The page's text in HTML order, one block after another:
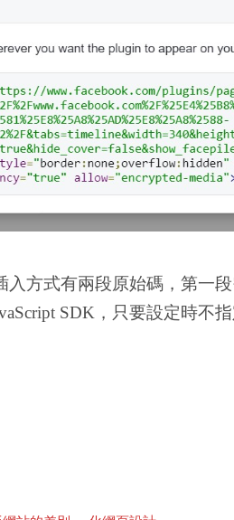
入方式有兩段原始碼，第一
SDK，只要設定時不